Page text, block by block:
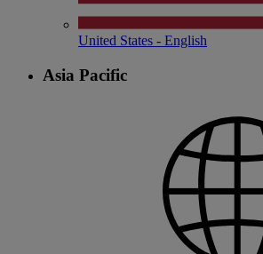
United States - English
Asia Pacific